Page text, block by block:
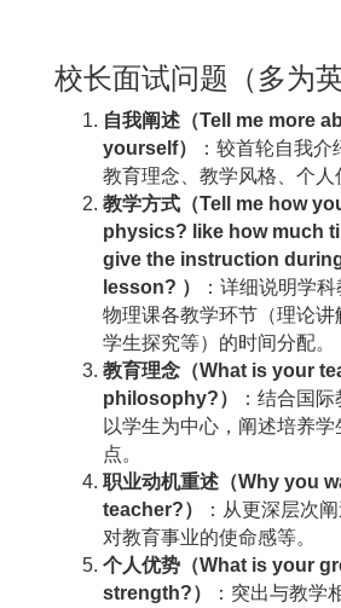
校长面试问题（多为
自我阐述（Tell me more
yourself）
：较首轮自我
教育理念、教学风格、个人
教学方式（Tell me how
physics? like how much
give the instruction
lesson? ）
：详细说明学
物理课各教学环节（理论讲
学生探究等）的时间分配。
教育理念（What is your
philosophy?）
：结合国
以学生为中心，阐述培养
点。
职业动机重述（Why you
teacher?）
：从更深层次
对教育事业的使命感等。
个人优势（What is your
strength?）
：突出与教学